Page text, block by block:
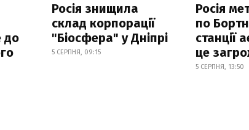
до
Росія знищила
склад корпорації
"Біосфера" у Дніпрі
5 СЕРПНЯ, 09:15
Росія
по
станції
це
5 СЕРПНЯ, 13:50